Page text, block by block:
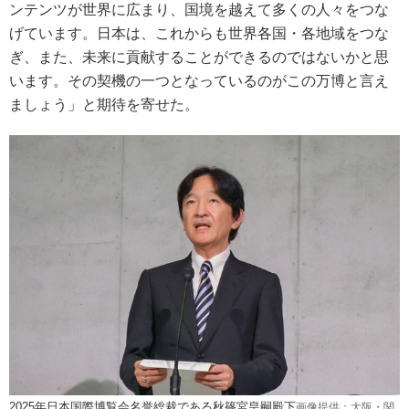
ンテンツが世界に広まり、国境を越えて多くの人々をつな
げています。日本は、これからも世界各国・各地域をつな
ぎ、また、未来に貢献することができるのではないかと思
います。その契機の一つとなっているのがこの万博と言え
ましょう」と期待を寄せた。